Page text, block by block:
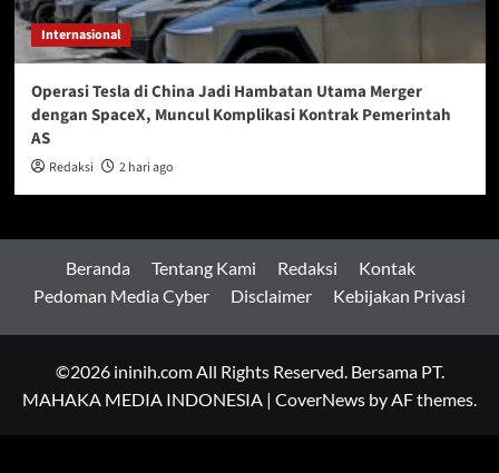
Internasional
Operasi Tesla di China Jadi Hambatan Utama Merger
dengan SpaceX, Muncul Komplikasi Kontrak Pemerintah
AS
Redaksi 2 hari ago
Beranda Tentang Kami Redaksi
Kontak
Pedoman Media Cyber
Disclaimer Kebijakan Privasi
©2026 ininih.com All Rights Reserved. Bersama PT.
MAHAKA MEDIA INDONESIA | CoverNews by AF themes.